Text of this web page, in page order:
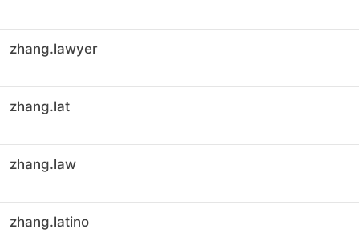
zhang.lawyer
zhang.lat
zhang.law
zhang.latino